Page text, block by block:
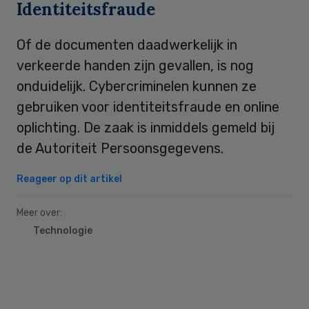
Identiteitsfraude
Of de documenten daadwerkelijk in
verkeerde handen zijn gevallen, is nog
onduidelijk. Cybercriminelen kunnen ze
gebruiken voor identiteitsfraude en online
oplichting. De zaak is inmiddels gemeld bij
de Autoriteit Persoonsgegevens.
Reageer op dit artikel
Meer over:
Technologie